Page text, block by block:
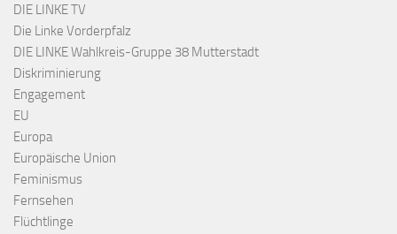
DIE LINKE TV
Die Linke Vorderpfalz
DIE LINKE Wahlkreis-Gruppe 38 Mutterstadt
Diskriminierung
Engagement
EU
Europa
Europäische Union
Feminismus
Fernsehen
Flüchtlinge